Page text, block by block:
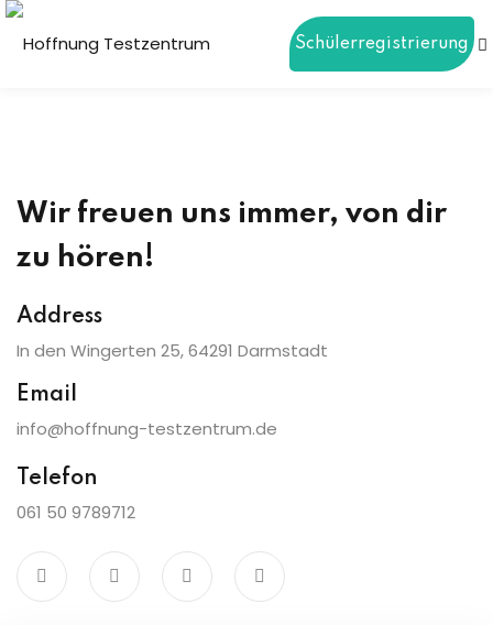
Schülerregistrierung
Wir freuen uns immer, von dir
zu hören!
Address
In den Wingerten 25, 64291 Darmstadt
Email
info@hoffnung-testzentrum.de
Telefon
061 50 9789712
Sign in Sign up
Remember me
Already have an account?